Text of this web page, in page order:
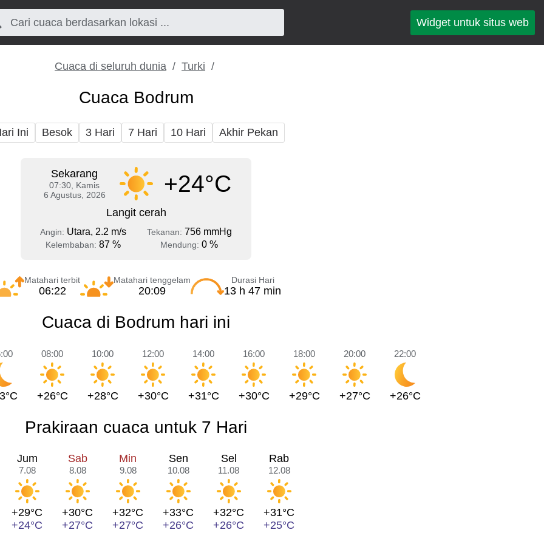
Widget untuk situs web
Cuaca di seluruh dunia Turki
Cuaca Bodrum
Ini Besok 3 Hari 7 Hari 10 Hari Akhir Pekan
Sekarang
07:30, Kamis
6 Agustus, 2026
+24°C
Langit cerah
Angin: Utara, 2.2 m/s Tekanan: 756 mmHg
Kelembaban: 87 % Mendung: 0 %
Matahari terbit
06:22
Matahari tenggelam
20:09
Durasi Hari
13 h 47 min
Cuaca di Bodrum hari ini
08:00
+26°C
10:00
+28°C
12:00
+30°C
14:00
+31°C
16:00
+30°C
18:00
+29°C
20:00
+27°C
22:00
+26°C
Prakiraan cuaca untuk 7 Hari
Jum
7.08
+29°C
+24°C
Sab
8.08
+30°C
+27°C
Min
9.08
+32°C
+27°C
Sen
10.08
+33°C
+26°C
Sel
11.08
+32°C
+26°C
Rab
12.08
+31°C
+25°C